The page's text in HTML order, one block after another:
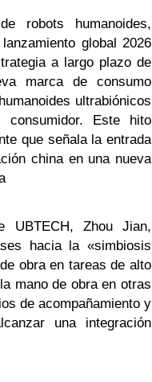
robots humanoides,
global 2026
a largo plazo de
marca de consumo
ultrabiónicos
consumidor. Este hito
que señala la entrada
china en una nueva
UBTECH, Zhou Jian,
hacia la «simbiosis
obra en tareas de alto
mano de obra en otras
de acompañamiento y
una integración